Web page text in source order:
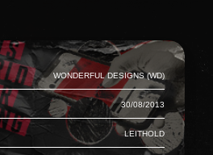
Wonderful Designs (WD)
30/08/2013
Leithold